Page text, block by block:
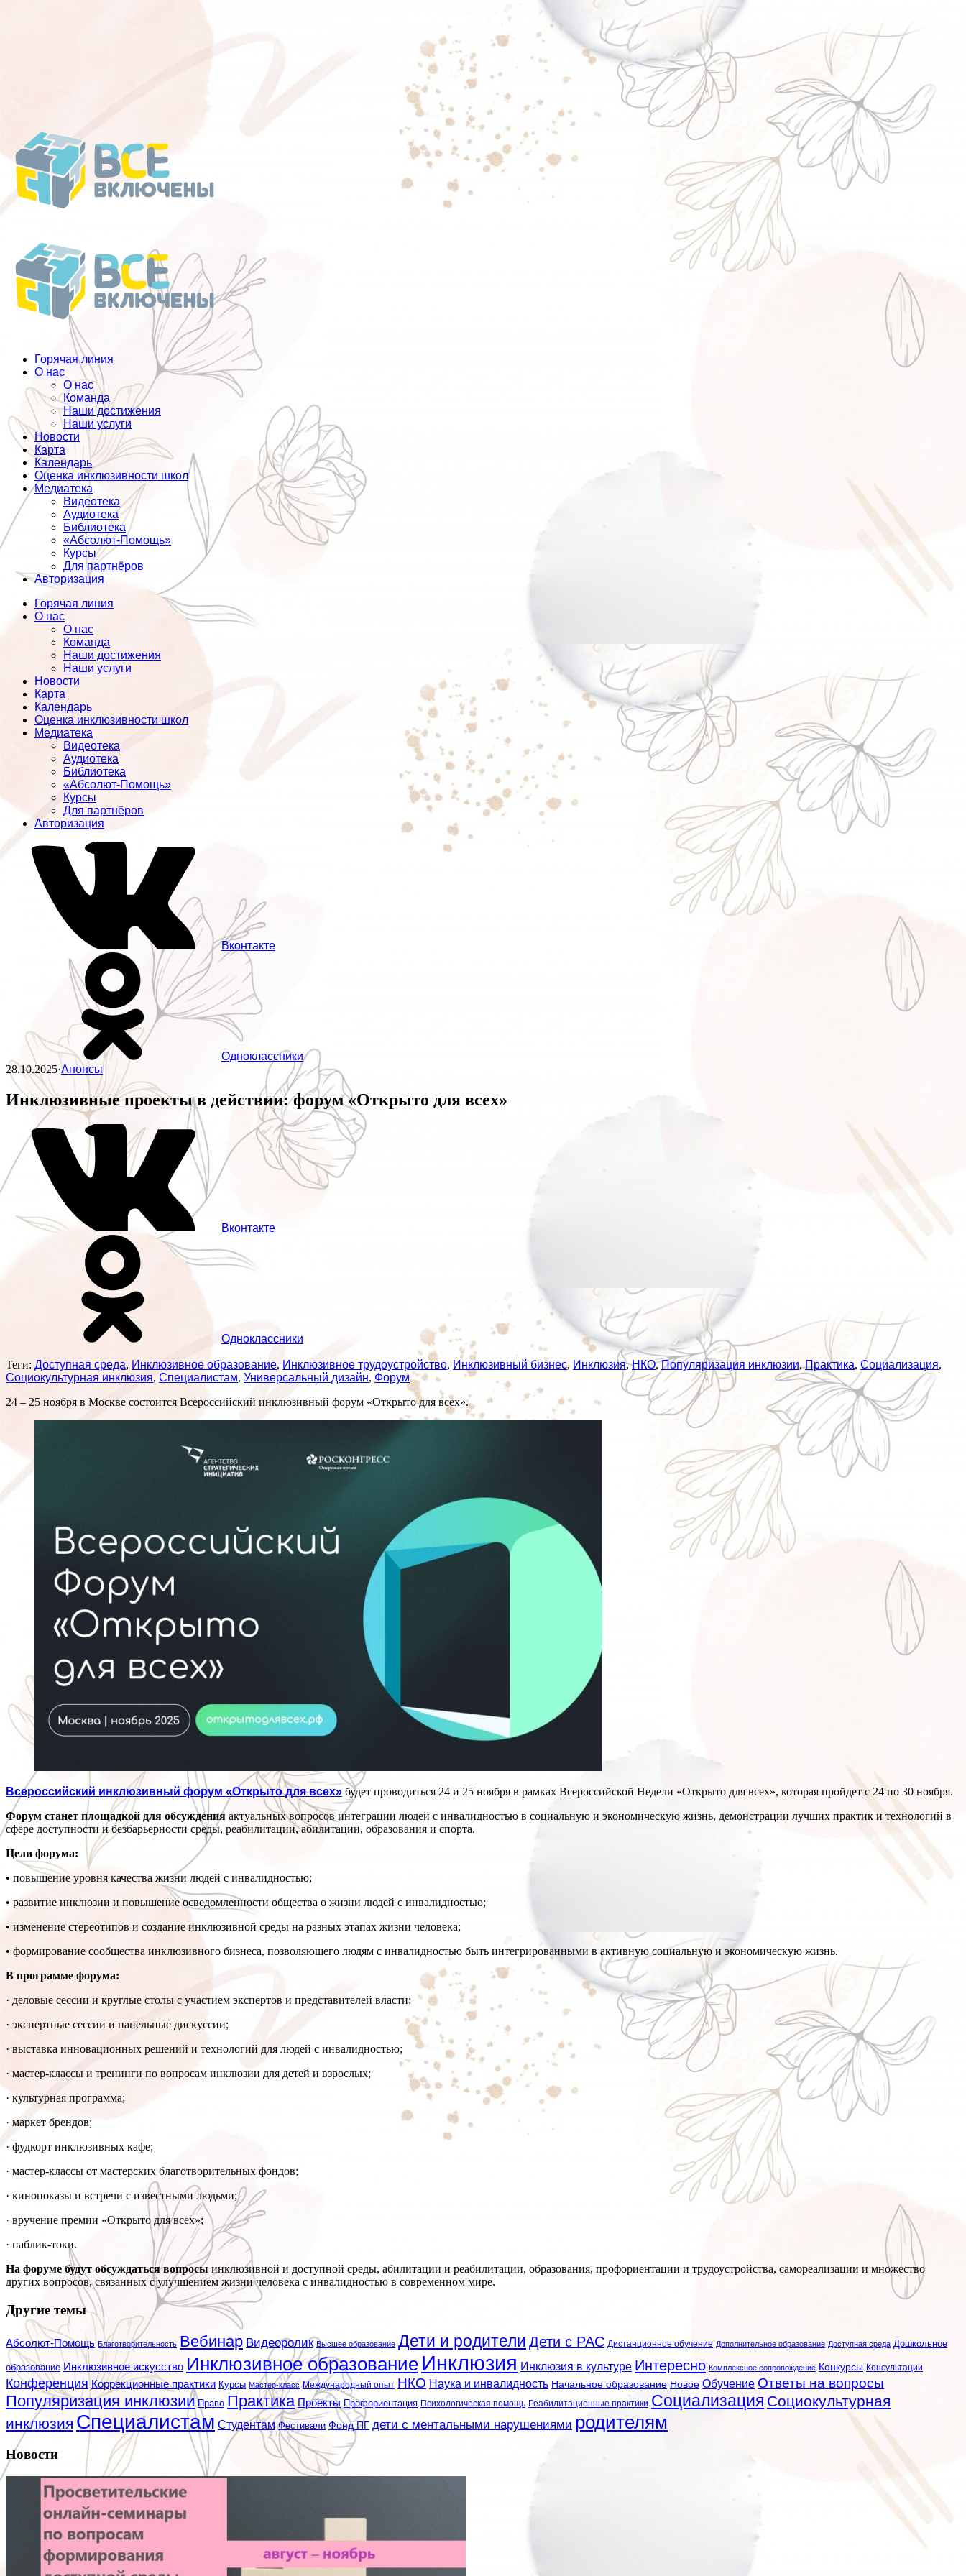
Горячая линия
О нас
О нас
Команда
Наши достижения
Наши услуги
Новости
Карта
Календарь
Оценка инклюзивности школ
Медиатека
Видеотека
Аудиотека
Библиотека
«Абсолют-Помощь»
Курсы
Для партнёров
Авторизация
Горячая линия
О нас
О нас
Команда
Наши достижения
Наши услуги
Новости
Карта
Календарь
Оценка инклюзивности школ
Медиатека
Видеотека
Аудиотека
Библиотека
«Абсолют-Помощь»
Курсы
Для партнёров
Авторизация
Вконтакте
Одноклассники
28.10.2025·Анонсы
Инклюзивные проекты в действии: форум «Открыто для всех»
Вконтакте
Одноклассники
Теги: Доступная среда, Инклюзивное образование, Инклюзивное трудоустройство, Инклюзивный бизнес, Инклюзия,НКО,Популяризация инклюзии,Практика, Социализация,
Социокультурная инклюзия, Специалистам, Универсальный дизайн, Форум
24 – 25 ноября в Москве состоится Всероссийский инклюзивный форум «Открыто для всех».
Всероссийский инклюзивный форум «Открыто для всех» будет проводиться 24 и 25 ноября в рамках Всероссийской Недели «Открыто для всех», которая пройдет с 24 по 30 ноября.
Форум станет площадкой для обсуждения актуальных вопросов интеграции людей с инвалидностью в социальную и экономическую жизнь, демонстрации лучших практик и технологий в
сфере доступности и безбарьерности среды, реабилитации, абилитации, образования и спорта.
Цели форума:
• повышение уровня качества жизни людей с инвалидностью;
• развитие инклюзии и повышение осведомленности общества о жизни людей с инвалидностью;
• изменение стереотипов и создание инклюзивной среды на разных этапах жизни человека;
• формирование сообщества инклюзивного бизнеса, позволяющего людям с инвалидностью быть интегрированными в активную социальную и экономическую жизнь.
В программе форума:
· деловые сессии и круглые столы с участием экспертов и представителей власти;
· экспертные сессии и панельные дискуссии;
· выставка инновационных решений и технологий для людей с инвалидностью;
· мастер-классы и тренинги по вопросам инклюзии для детей и взрослых;
· культурная программа;
· маркет брендов;
· фудкорт инклюзивных кафе;
· мастер-классы от мастерских благотворительных фондов;
· кинопоказы и встречи с известными людьми;
· вручение премии «Открыто для всех»;
· паблик-токи.
На форуме будут обсуждаться вопросы инклюзивной и доступной среды, абилитации и реабилитации, образования, профориентации и трудоустройства, самореализации и множество
других вопросов, связанных с улучшением жизни человека с инвалидностью в современном мире.
Другие темы
Абсолют-Помощь Благотворительность Вебинар Видеоролик Высшее образование Дети и родители Дети с РАС Дистанционное обучение Дополнительное образование Доступная среда Дошкольное
образование Инклюзивное искусство Инклюзивное образование Инклюзия Инклюзия в культуре Интересно Комплексное сопровождение Конкурсы Консультации
Конференция Коррекционные практики Курсы Мастер-класс Международный опыт НКО Наука и инвалидность Начальное образование Новое Обучение Ответы на вопросы
Популяризация инклюзии Право Практика Проекты Профориентация Психологическая помощь Реабилитационные практики Социализация Социокультурная
инклюзия Специалистам Студентам Фестивали Фонд ПГ дети с ментальными нарушениями родителям
Новости